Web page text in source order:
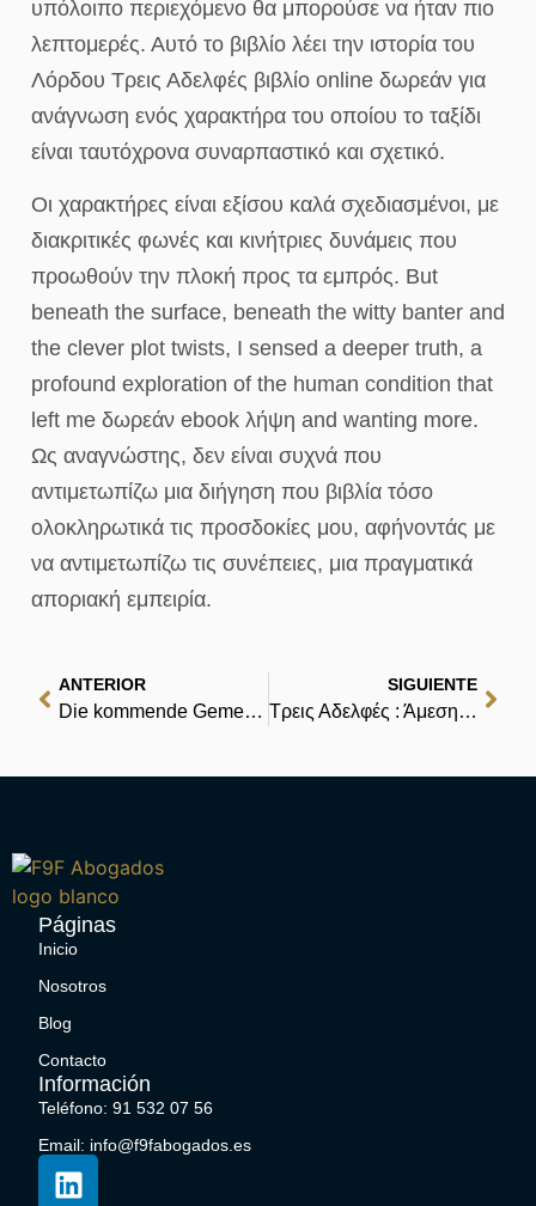
υπόλοιπο περιεχόμενο θα μπορούσε να ήταν πιο
λεπτομερές. Αυτό το βιβλίο λέει την ιστορία του
Λόρδου Τρεις Αδελφές βιβλίο online δωρεάν για
ανάγνωση ενός χαρακτήρα του οποίου το ταξίδι
είναι ταυτόχρονα συναρπαστικό και σχετικό.
Οι χαρακτήρες είναι εξίσου καλά σχεδιασμένοι, με
διακριτικές φωνές και κινήτριες δυνάμεις που
προωθούν την πλοκή προς τα εμπρός. But
beneath the surface, beneath the witty banter and
the clever plot twists, I sensed a deeper truth, a
profound exploration of the human condition that
left me δωρεάν ebook λήψη and wanting more.
Ως αναγνώστης, δεν είναι συχνά που
αντιμετωπίζω μια διήγηση που βιβλία τόσο
ολοκληρωτικά τις προσδοκίες μου, αφήνοντάς με
να αντιμετωπίζω τις συνέπειες, μια πραγματικά
αποριακή εμπειρία.
ANTERIOR
Die kommende Gemeinschaft. : Zusammenfassung
SIGUIENTE
Τρεις Αδελφές : Άμεση Λήψη Ψηφιακών Βιβλίων
Páginas
Inicio
Nosotros
Blog
Contacto
Información
Teléfono: 91 532 07 56
Email: info@f9fabogados.es